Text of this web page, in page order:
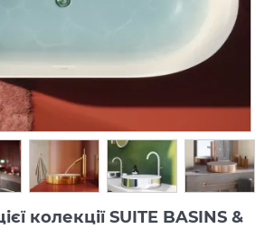
колекції SUITE BASINS &